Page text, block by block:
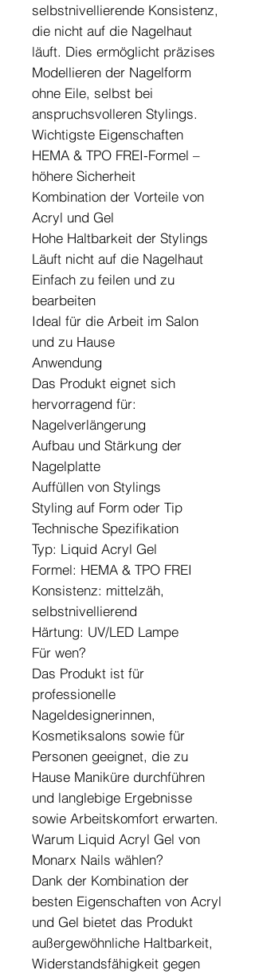
selbstnivellierende Konsistenz,
die nicht auf die Nagelhaut
läuft. Dies ermöglicht präzises
Modellieren der Nagelform
ohne Eile, selbst bei
anspruchsvolleren Stylings.
Wichtigste Eigenschaften
HEMA & TPO FREI-Formel –
höhere Sicherheit
Kombination der Vorteile von
Acryl und Gel
Hohe Haltbarkeit der Stylings
Läuft nicht auf die Nagelhaut
Einfach zu feilen und zu
bearbeiten
Ideal für die Arbeit im Salon
und zu Hause
Anwendung
Das Produkt eignet sich
hervorragend für:
Nagelverlängerung
Aufbau und Stärkung der
Nagelplatte
Auffüllen von Stylings
Styling auf Form oder Tip
Technische Spezifikation
Typ: Liquid Acryl Gel
Formel: HEMA & TPO FREI
Konsistenz: mittelzäh,
selbstnivellierend
Härtung: UV/LED Lampe
Für wen?
Das Produkt ist für
professionelle
Nageldesignerinnen,
Kosmetiksalons sowie für
Personen geeignet, die zu
Hause Maniküre durchführen
und langlebige Ergebnisse
sowie Arbeitskomfort erwarten.
Warum Liquid Acryl Gel von
Monarx Nails wählen?
Dank der Kombination der
besten Eigenschaften von Acryl
und Gel bietet das Produkt
außergewöhnliche Haltbarkeit,
Widerstandsfähigkeit gegen